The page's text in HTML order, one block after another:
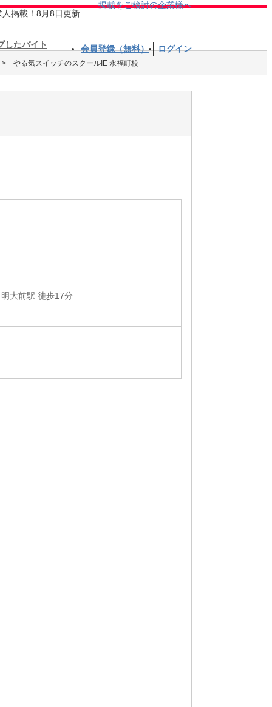
人掲載！8月8日更新
掲載をご検討の企業様へ
したバイト 会員登録（無料） ログイン
やる気スイッチのスクールIE 永福町校
大前駅 徒歩17分